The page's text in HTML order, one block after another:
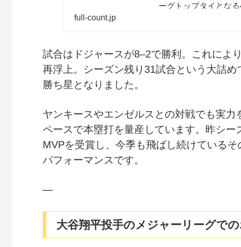
ーグトップタイとな
full-count.jp
試合はドジャースが8–2で勝利。これによ
再浮上。シーズン残り31試合という大詰
勝ち星となりました。
ヤンキースやエンゼルスとの対戦でも実
ペースで本塁打を量産しています。昨シ
MVPを受賞し、今季も飛ばし続けている
パフォーマンスです。
—
大谷翔平投手のメジャーリーグで